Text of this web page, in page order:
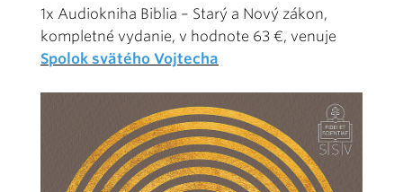
1x Audiokniha Biblia – Starý a Nový zákon,
kompletné vydanie, v hodnote 63 €, venuje
Spolok svätého Vojtecha